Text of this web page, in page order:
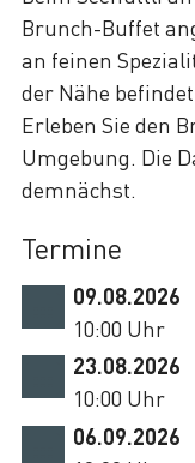
Termine
09.08.2026
10:00 Uhr
23.08.2026
10:00 Uhr
06.09.2026
Brunch-Buffet
an feinen
der Nähe
Erleben Sie den
Umgebung. Die
demnächst.